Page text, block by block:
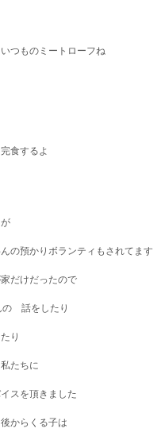
つものミートローフね
食するよ
の預かりボランティもされてます
だけだったので
の 話をしたり
り
たちに
スを頂きました
からくる子は